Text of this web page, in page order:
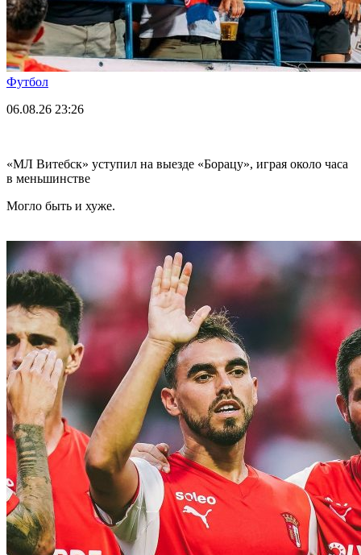
Футбол
06.08.26 23:26
«МЛ Витебск» уступил на выезде «Борацу», играя около часа
в меньшинстве
Могло быть и хуже.